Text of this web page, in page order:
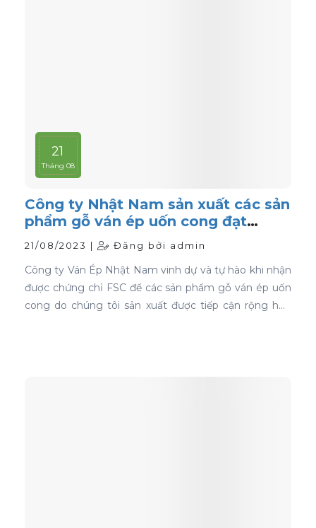
21
Tháng 08
Công ty Nhật Nam sản xuất các sản
phẩm gỗ ván ép uốn cong đạt
chứng nhận FSC
21/08/2023 | Đăng bởi admin
Công ty Ván Ép Nhật Nam vinh dự và tự hào khi nhận
được chứng chỉ FSC để các sản phẩm gỗ ván ép uốn
cong do chúng tôi sản xuất được tiếp cận rộng hơn